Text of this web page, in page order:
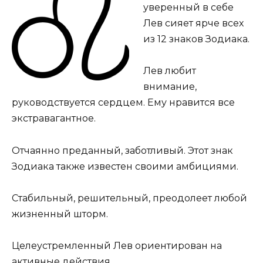
уверенный в себе
Лев сияет ярче всех
из 12 знаков Зодиака.
Лев любит
внимание,
руководствуется сердцем. Ему нравится все
экстравагантное.
Отчаянно преданный, заботливый. Этот знак
Зодиака также известен своими амбициями.
Стабильный, решительный, преодолеет любой
жизненный шторм.
Целеустремленный Лев ориентирован на